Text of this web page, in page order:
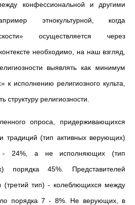
конфессиональной и другими
этнокультурной, когда
осуществляется через
необходимо, на наш взгляд,
выявлять как минимум
исполнению религиозного культа,
структуру религиозности.
опроса, придерживающихся
традиций (тип активных верующих)
- 24%, а не исполняющих (тип
порядка 45%. Представителей
(третий тип) - колеблющихся между
порядка 7 - 8%. Не верующих, в